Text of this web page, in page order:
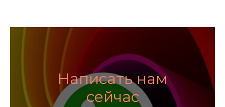
Написать нам
сейчас